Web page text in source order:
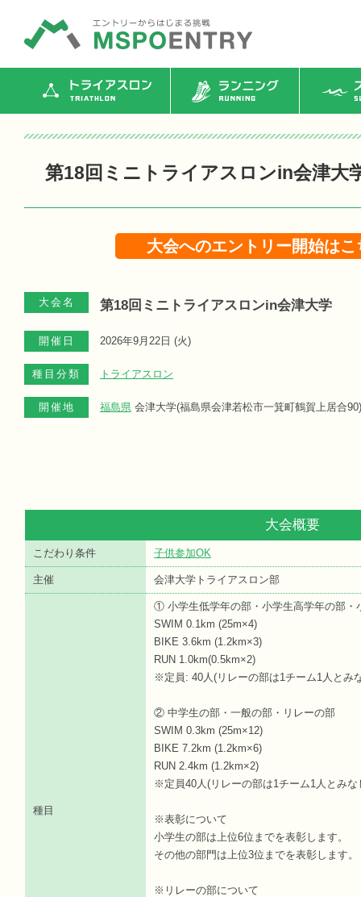
トライアスロン ランニング ス
第18回ミニトライアスロンin会津大
大会へのエントリー開始はこ
大会名 第18回ミニトライアスロンin会津大学
開催日 2026年9月22日 (火)
種目分類 トライアスロン
開催地 福島県 会津大学(福島県会津若松市一箕町鶴賀上居合90)
大会概要
こだわり条件 子供参加OK
主催 会津大学トライアスロン部
種目
① 小学生低学年の部・小学生高学年の部・
SWIM 0.1km (25m×4)
BIKE 3.6km (1.2km×3)
RUN 1.0km(0.5km×2)
※定員: 40人(リレーの部は1チーム1人とみ
② 中学生の部・一般の部・リレーの部
SWIM 0.3km (25m×12)
BIKE 7.2km (1.2km×6)
RUN 2.4km (1.2km×2)
※定員40人(リレーの部は1チーム1人とみな
※表彰について
小学生の部は上位6位までを表彰します。
その他の部門は上位3位までを表彰します。
※リレーの部について